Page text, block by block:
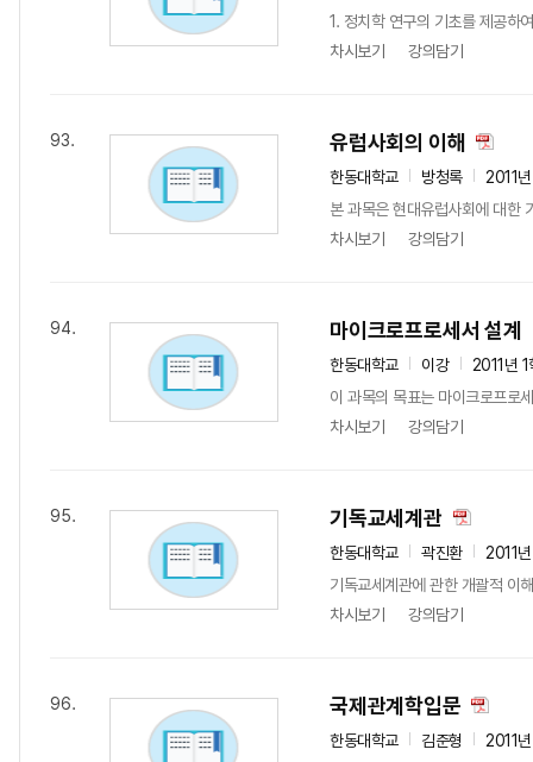
1. 정치학 연구의 기초를 제공하
차시보기
강의담기
93. 유럽사회의 이해
한동대학교 방청록
2011
본 과목은 현대유럽사회에 대한
차시보기
강의담기
94. 마이크로프로세서 설계
한동대학교 이강
2011년 1
이 과목의 목표는 마이크로프로
차시보기
강의담기
95. 기독교세계관
한동대학교 곽진환
2011
기독교세계관에 관한 개괄적 이해
차시보기
강의담기
96. 국제관계학입문
한동대학교 김준형
2011